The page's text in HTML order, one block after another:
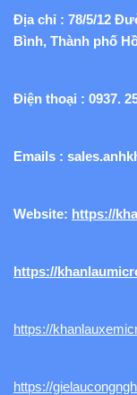
Địa chỉ : 78/5/12
Bình, Thành phố
Điện thoại : 0937.
Emails :
Website: https://
https://
https://
https://